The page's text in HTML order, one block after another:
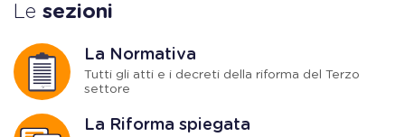
Le sezioni
La Normativa
Tutti gli atti e i decreti della riforma del Terzo
settore
La Riforma spiegata